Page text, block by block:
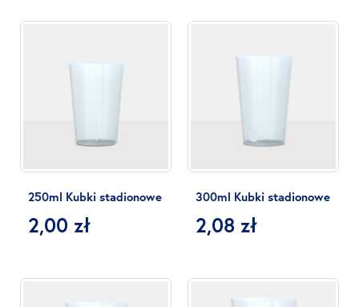
250ml Kubki stadionowe
2,00 zł
300ml Kubki stadionowe
2,08 zł